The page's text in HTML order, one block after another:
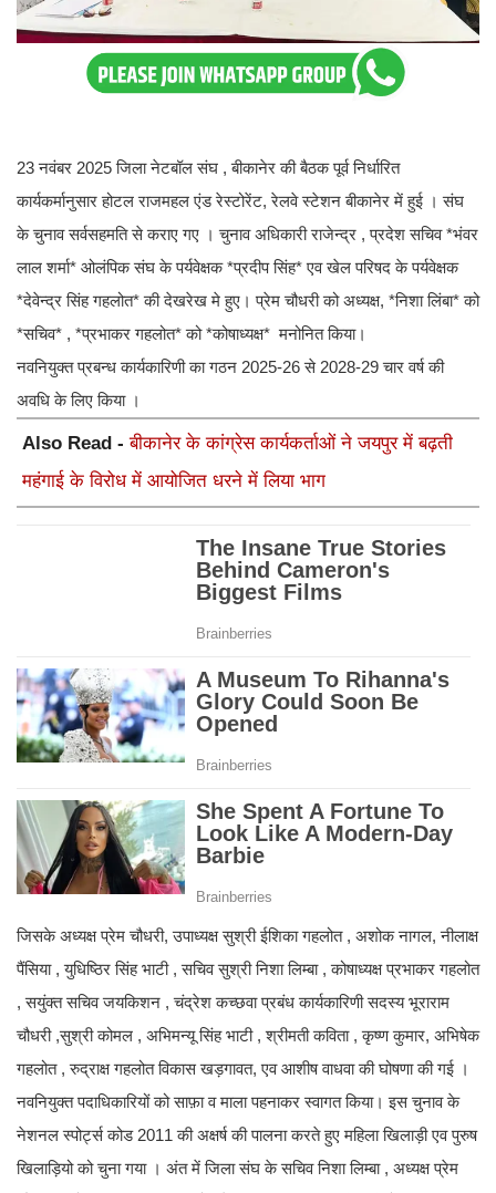
23 नवंबर 2025 जिला नेटबॉल संघ , बीकानेर की बैठक पूर्व निर्धारित
कार्यकर्मानुसार होटल राजमहल एंड रेस्टोरेंट, रेलवे स्टेशन बीकानेर में हुई । संघ
के चुनाव सर्वसहमति से कराए गए । चुनाव अधिकारी राजेन्द्र , प्रदेश सचिव *भंवर
लाल शर्मा* ओलंपिक संघ के पर्यवेक्षक *प्रदीप सिंह* एव खेल परिषद के पर्यवेक्षक
*देवेन्द्र सिंह गहलोत* की देखरेख मे हुए। प्रेम चौधरी को अध्यक्ष, *निशा लिंबा* को
*सचिव* , *प्रभाकर गहलोत* को *कोषाध्यक्ष* मनोनित किया।
नवनियुक्त प्रबन्ध कार्यकारिणी का गठन 2025-26 से 2028-29 चार वर्ष की
अवधि के लिए किया ।
Also Read -बीकानेर के कांग्रेस कार्यकर्ताओं ने जयपुर में बढ़ती
महंगाई के विरोध में आयोजित धरने में लिया भाग
जिसके अध्यक्ष प्रेम चौधरी, उपाध्यक्ष सुश्री ईशिका गहलोत , अशोक नागल, नीलाक्ष
पैंसिया , युधिष्ठिर सिंह भाटी , सचिव सुश्री निशा लिम्बा , कोषाध्यक्ष प्रभाकर गहलोत
, सयुंक्त सचिव जयकिशन , चंद्रेश कच्छवा प्रबंध कार्यकारिणी सदस्य भूराराम
चौधरी ,सुश्री कोमल , अभिमन्यू सिंह भाटी , श्रीमती कविता , कृष्ण कुमार, अभिषेक
गहलोत , रुद्राक्ष गहलोत विकास खड़गावत, एव आशीष वाधवा की घोषणा की गई ।
नवनियुक्त पदाधिकारियों को साफ़ा व माला पहनाकर स्वागत किया। इस चुनाव के
नेशनल स्पोर्ट्स कोड 2011 की अक्षर्ष की पालना करते हुए महिला खिलाड़ी एव पुरुष
खिलाड़ियो को चुना गया । अंत में जिला संघ के सचिव निशा लिम्बा , अध्यक्ष प्रेम